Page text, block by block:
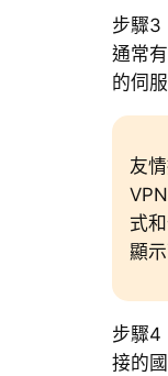
步驟3
通常
的伺
友
式
顯
步驟4
接的